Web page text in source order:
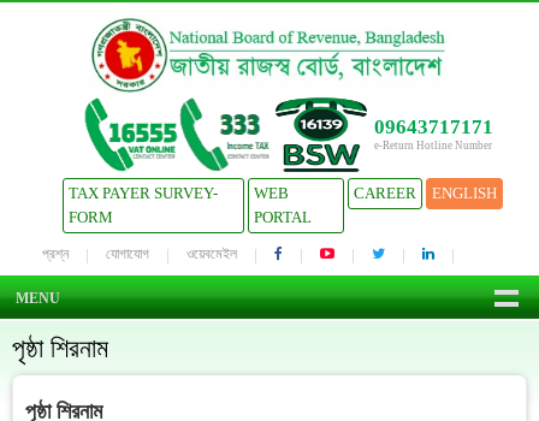
09643717171
e-Return Hotline Number
TAX PAYER SURVEY-
FORM
WEB
PORTAL
CAREER ENGLISH
প্রশ্ন যোগাযোগ ওয়েবমেইল
MENU
পৃষ্ঠা শিরনাম
পৃষ্ঠা শিরনাম